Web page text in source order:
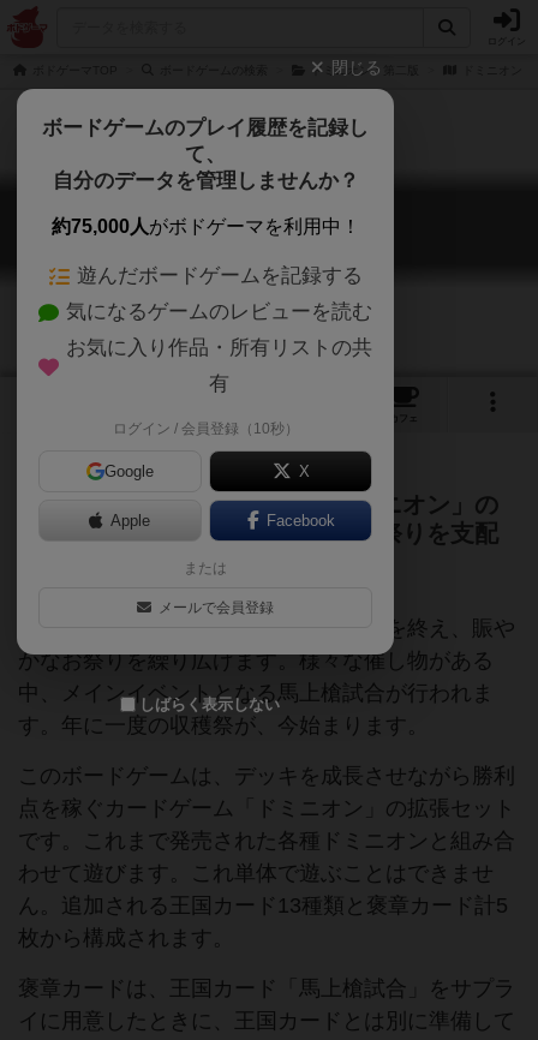
ドミニオン：第二版
ドミニオン：収穫祭
Dominion: Cornucopia
カフェ
デッキ成長型カードゲーム「ドミニオン」の
拡張セット第５弾！実りの秋のお祭りを支配
秋は実りの季節です。農夫たちは収穫を終え、賑や
かなお祭りを繰り広げます。様々な催し物がある
中、メインイベントとなる馬上槍試合が行われま
す。年に一度の収穫祭が、今始まります。
このボードゲームは、デッキを成長させながら勝利
点を稼ぐカードゲーム「ドミニオン」の拡張セット
です。これまで発売された各種ドミニオンと組み合
わせて遊びます。これ単体で遊ぶことはできませ
ん。追加される王国カード13種類と褒章カード計5
枚から構成されます。
褒章カードは、王国カード「馬上槍試合」をサプラ
イに用意したときに、王国カードとは別に準備して
閉じる
ボードゲームのプレイ履歴を記録し
て、
自分のデータを管理しませんか？
約75,000人がボドゲーマを利用中！
遊んだボードゲームを記録する
気になるゲームのレビューを読む
お気に入り作品・所有リストの共
有
ログイン / 会員登録（10秒）
Google X
Apple Facebook
または
メールで会員登録
しばらく表示しない